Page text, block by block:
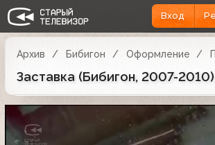
Вход
Архив Бибигон Оформление
Заставка (Бибигон, 2007-